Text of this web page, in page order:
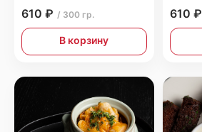
610 ₽ / 300 гр.
В корзину
610 ₽